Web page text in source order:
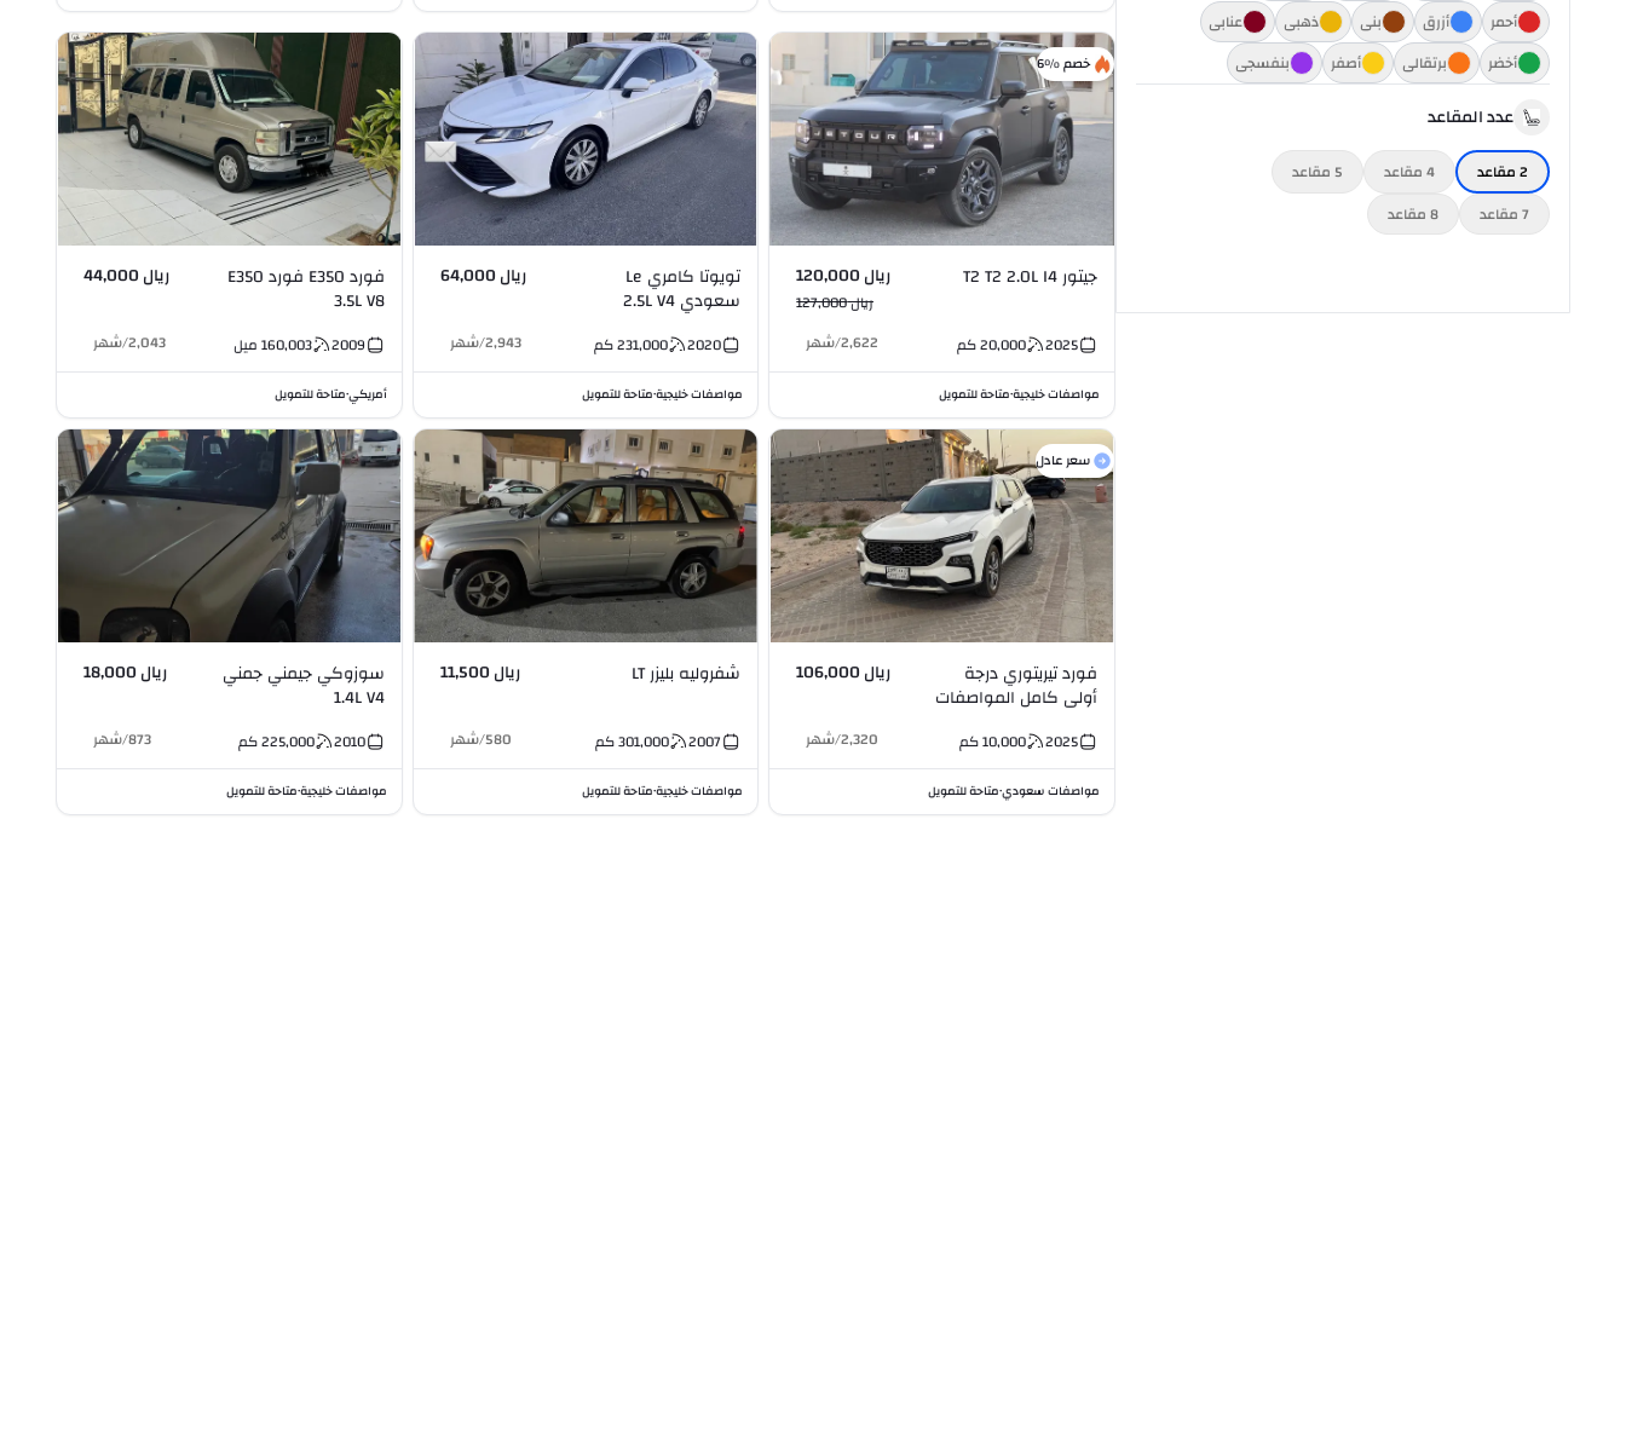
أحمر
أزرق بني ذهبي
عنابي
أخضر
برتقالي أصفر بنفسجي
عدد المقاعد
2مقاعد 4مقاعد 5مقاعد
7مقاعد 8مقاعد
خصم %6
جيتور T2 T2 2.0L I4 ريال 120,000
ريال 127,000
2025
20,000كم 2,622
/شهر
مواصفات خليجية•متاحة للتمويل
تويوتا كامري Le
سعودي 2.5L V4
ريال 64,000
2020
231,000كم 2,943
/شهر
مواصفات خليجية•متاحة للتمويل
فورد E350 فورد E350
3.5L V8
ريال 44,000
2009
160,003ميل 2,043
/شهر
أمريكي•متاحة للتمويل
سعر عادل
فورد تيريتوري درجة
أولى كامل المواصفات
ريال 106,000
2025
10,000كم 2,320
/شهر
مواصفات سعودي•متاحة للتمويل
شفروليه بليزر LT ريال 11,500
2007
301,000كم 580
/شهر
مواصفات خليجية•متاحة للتمويل
سوزوكي جيمني جمني
1.4L V4
ريال 18,000
2010
225,000كم 873
/شهر
مواصفات خليجية•متاحة للتمويل